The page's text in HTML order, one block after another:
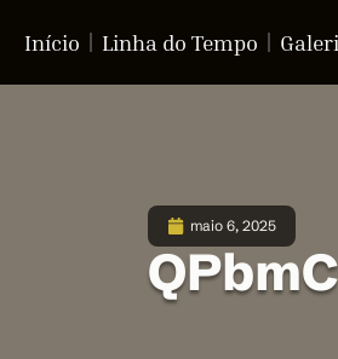
Início Linha do Tempo
maio 6, 2025